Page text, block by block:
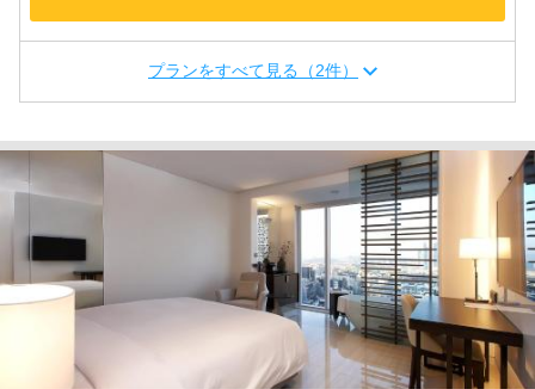
プランをすべて見る（2件）